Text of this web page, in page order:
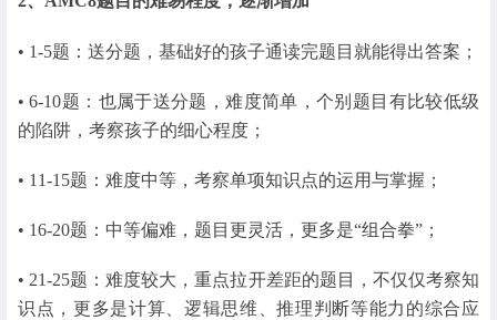
• 1-5题：送分题，基础好的孩子通读完题目就能得出答案；
• 6-10题：也属于送分题，难度简单，个别题目有比较低级
的陷阱，考察孩子的细心程度；
• 11-15题：难度中等，考察单项知识点的运用与掌握；
• 16-20题：中等偏难，题目更灵活，更多是“组合拳”；
• 21-25题：难度较大，重点拉开差距的题目，不仅仅考察知
识点，更多是计算、逻辑思维、推理判断等能力的综合应